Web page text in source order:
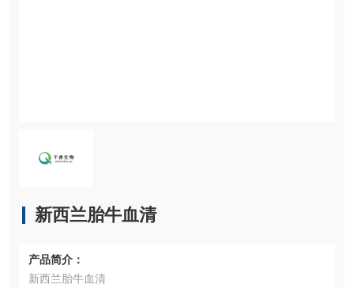
新西兰胎牛血清
产品简介：
新西兰胎牛血清